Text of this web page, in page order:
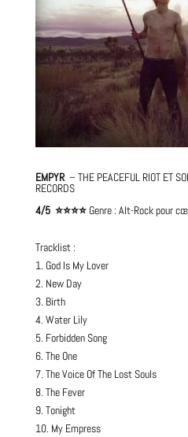
EMPYR– THE PEACEFUL RIOT ET
RECORDS
4/5 ⭐️⭐️⭐️⭐️ Genre : Alt-Rock pour
Tracklist :
1. God Is My Lover
2. New Day
3. Birth
4. Water Lily
5. Forbidden Song
6. The One
7. The Voice Of The Lost Souls
8. The Fever
9. Tonight
10. My Empress